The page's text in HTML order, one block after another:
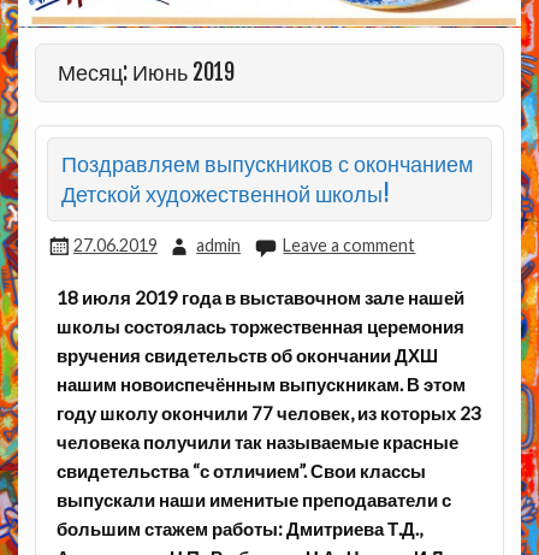
Месяц: Июнь 2019
Поздравляем выпускников с окончанием
Детской художественной школы!
27.06.2019 admin Leave a comment
18 июля 2019 года в выставочном зале нашей
школы состоялась торжественная церемония
вручения свидетельств об окончании ДХШ
нашим новоиспечённым выпускникам. В этом
году школу окончили 77 человек, из которых 23
человека получили так называемые красные
свидетельства “с отличием”. Свои классы
выпускали наши именитые преподаватели с
большим стажем работы: Дмитриева Т.Д.,